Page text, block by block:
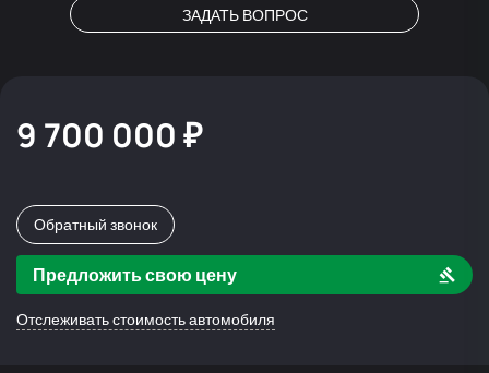
ЗАДАТЬ ВОПРОС
9 700 000 ₽
Обратный звонок
Предложить свою цену
Отслеживать стоимость автомобиля